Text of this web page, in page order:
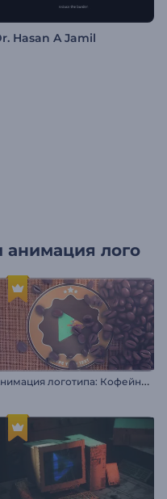
Hasan A Jamil
анимация лого
А
нимация логотипа: Кофейные зерна